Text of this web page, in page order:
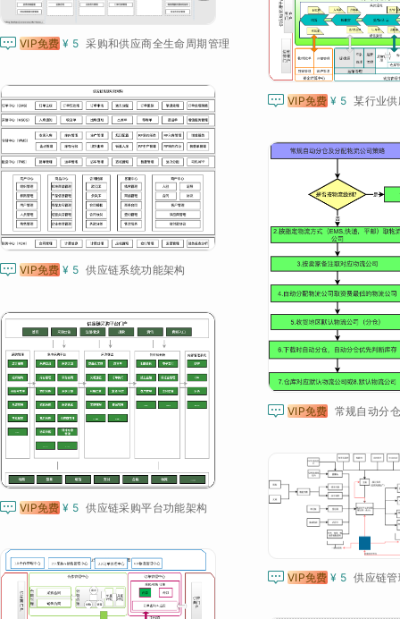
 VIP免费 ¥ 5 某行业
 VIP免费 ¥ 5 采购和供应商全生命周期管理
 VIP免费 ¥ 5 供应链系统功能架构
 VIP免费
 VIP免费 ¥ 5 供应链采购平台功能架构
 VIP免费 ¥ 5 供应链